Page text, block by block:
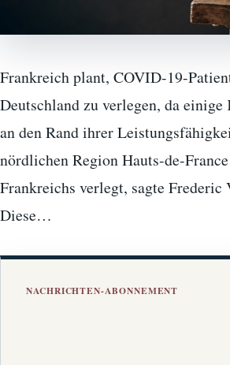
Frankreich plant, COVID-19-
Deutschland zu verlegen, da
an den Rand ihrer
nördlichen Region Hauts-de-
Frankreichs verlegt, sagte Frederic
Diese…
NACHRICHTEN-ABONNEMENT